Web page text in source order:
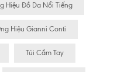
Hiệu Đồ Da Nổi Tiếng
Hiệu Gianni Conti
Túi Cầm Tay